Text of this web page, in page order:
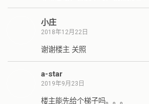
小庄
2018年12月22日
谢谢楼主 关照
a-star
2019年9月23日
楼主能先给个梯子吗。。。